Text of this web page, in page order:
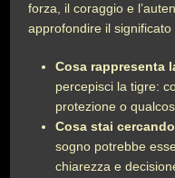
forza, il coraggio e
approfondire il significato
Cosa rappresenta
percepisci la tigre:
protezione o
Cosa stai
sogno potrebbe
chiarezza e